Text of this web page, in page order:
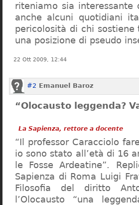
riteniamo sia interessante
anche alcuni quotidiani
pericolosità di chi
una posizione di pseudo
22 Ott 2009, 12:44
#2 Emanuel Baroz
“Olocausto leggenda?
La Sapienza, rettore a docente
“Il professor Caracciolo
io sono stato all’età di 16
le Fosse Ardeatine”.
Sapienza di Roma Luigi
Filosofia del diritto
l’Olocausto “una